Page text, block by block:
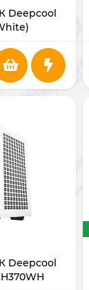
Deepcool
Deepcool